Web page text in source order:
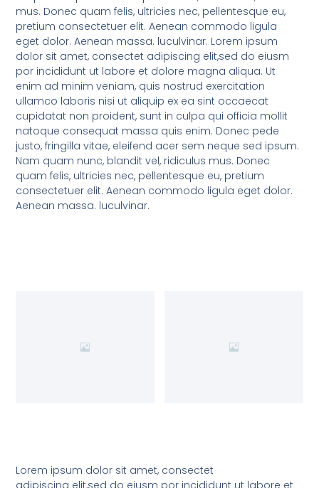
mus. Donec quam felis, ultricies nec, pellentesque eu,
pretium consectetuer elit. Aenean commodo ligula
eget dolor. Aenean massa. luculvinar. Lorem ipsum
dolor sit amet, consectet adipiscing elit,sed do eiusm
por incididunt ut labore et dolore magna aliqua. Ut
enim ad minim veniam, quis nostrud exercitation
ullamco laboris nisi ut aliquip ex ea sint occaecat
cupidatat non proident, sunt in culpa qui officia mollit
natoque consequat massa quis enim. Donec pede
justo, fringilla vitae, eleifend acer sem neque sed ipsum.
Nam quam nunc, blandit vel, ridiculus mus. Donec
quam felis, ultricies nec, pellentesque eu, pretium
consectetuer elit. Aenean commodo ligula eget dolor.
Aenean massa. luculvinar.
Lorem ipsum dolor sit amet, consectet